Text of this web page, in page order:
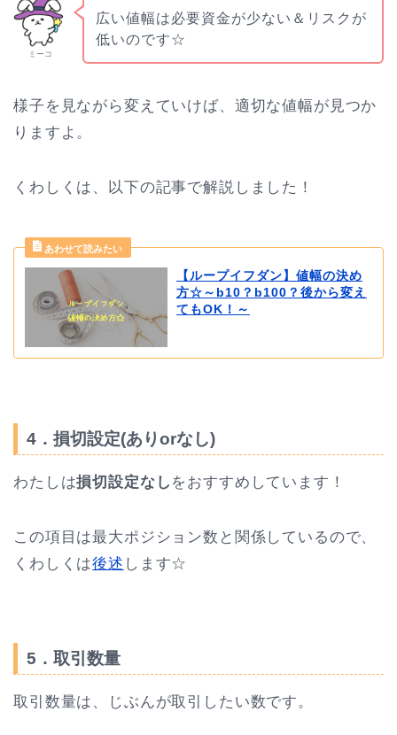
ミーコ
広い値幅は必要資金が少ない＆リスクが
低いのです☆
様子を見ながら変えていけば、適切な値幅が見つか
りますよ。
くわしくは、以下の記事で解説しました！
【ループイフダン】値幅の決め
方☆～b10？b100？後から変え
てもOK！～
4．損切設定(ありorなし)
わたしは損切設定なし をおすすめしています！
この項目は最大ポジション数と関係しているので、
くわしくは後述 します☆
5．取引数量
取引数量は、じぶんが取引したい数です。